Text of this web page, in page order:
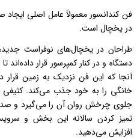
فن کندانسور معمولاً عامل اصلی ایجاد
در یخچال است.
طراحان در یخچال‌های نوفراست
دستگاه و در کنار کمپرسور قرار
آنجا که این فن نزدیک به زمین قرار
خانگی را به خود جذب می‌کند.
جلوی چرخش روان آن را می‌گیرد و
تمیز کردن سالانه این بخش و
افزایش می‌دهید.